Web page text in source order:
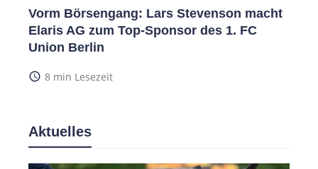
Vorm Börsengang: Lars Stevenson macht
Elaris AG zum Top-Sponsor des 1. FC
Union Berlin
access_time 8 min Lesezeit
Aktuelles